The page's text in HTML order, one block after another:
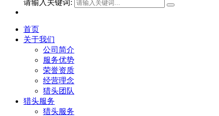
请输入关键词:
首页
关于我们
公司简介
服务优势
荣誉资质
经营理念
猎头团队
猎头服务
猎头服务